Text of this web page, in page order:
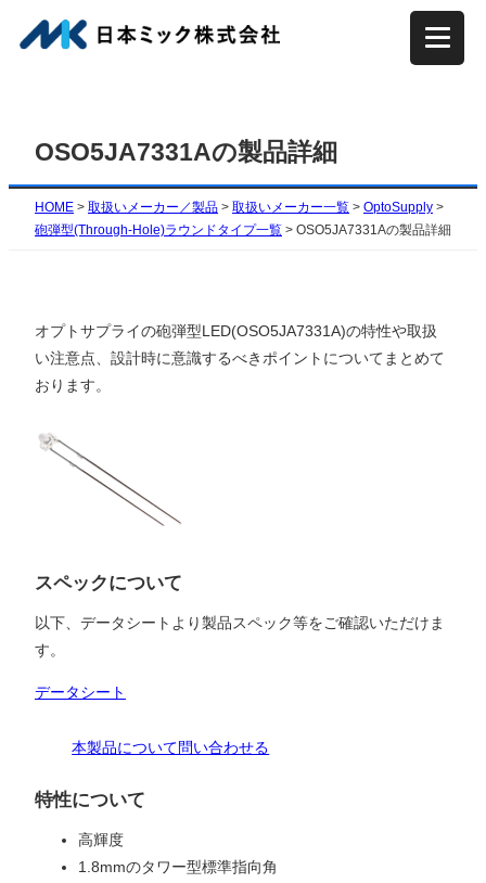
容
プ
OSO5JA7331Aの製品詳細
HOME > 取扱いメーカー／製品 > 取扱いメーカー一覧 > OptoSupply >
砲弾型(Through-Hole)ラウンドタイプ一覧 > OSO5JA7331Aの製品詳細
オプトサプライの砲弾型LED(OSO5JA7331A)の特性や取扱
い注意点、設計時に意識するべきポイントについてまとめて
おります。
スペックについて
以下、データシートより製品スペック等をご確認いただけま
す。
データシート
本製品について問い合わせる
特性について
高輝度
1.8mmのタワー型標準指向角